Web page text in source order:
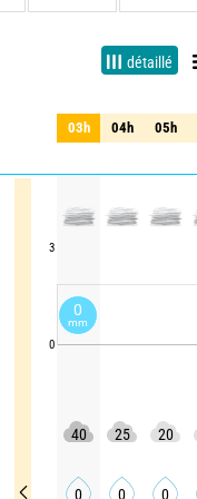
détaillé
3
0
03h 04h 05h
03h 04h 05h
40 25 20
0 0 0
0
mm